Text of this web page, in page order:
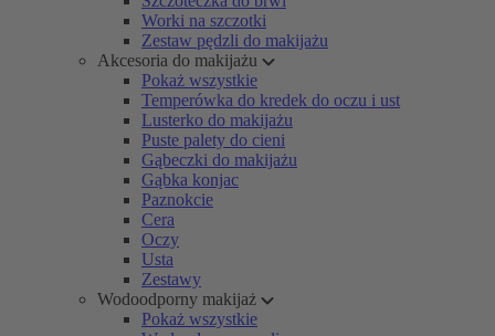
Worki na szczotki
Zestaw pędzli do makijażu
Akcesoria do makijażu
Pokaż wszystkie
Temperówka do kredek do oczu i ust
Lusterko do makijażu
Puste palety do cieni
Gąbeczki do makijażu
Gąbka konjac
Paznokcie
Cera
Oczy
Usta
Zestawy
Wodoodporny makijaż
Pokaż wszystkie